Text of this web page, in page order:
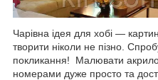
Чарівна ідея для хобі —
творити ніколи не пізно.
покликання! Малювати
номерами дуже просто та